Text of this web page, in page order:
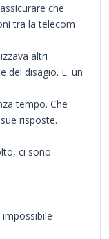
che
tra la telecom
altri
del disagio. E' un
tempo. Che
risposte.
ci sono